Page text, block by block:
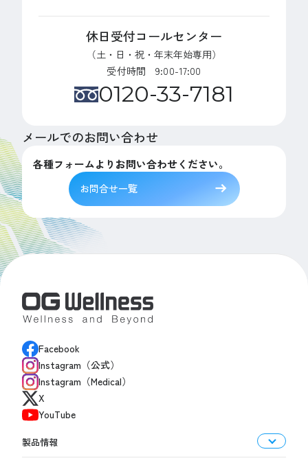
休日受付コールセンター
（土・日・祝・年末年始専用）
受付時間 9:00-17:00
0120-33-7181
メールでのお問い合わせ
各種フォームよりお問い合わせください。
お問合せ一覧
Facebook
Instagram（公式）
Instagram（Medical）
X
YouTube
製品情報